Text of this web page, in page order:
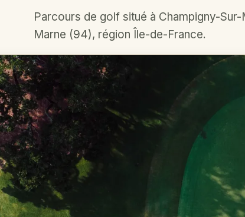
Parcours de golf situé à Champigny-
Marne (94), région Île-de-France.